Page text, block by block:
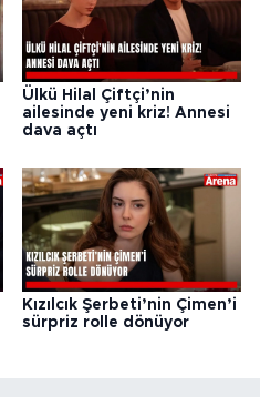
Ülkü Hilal Çiftçi’nin
ailesinde yeni kriz! Annesi
dava açtı
Kızılcık Şerbeti’nin Çimen’i
sürpriz rolle dönüyor